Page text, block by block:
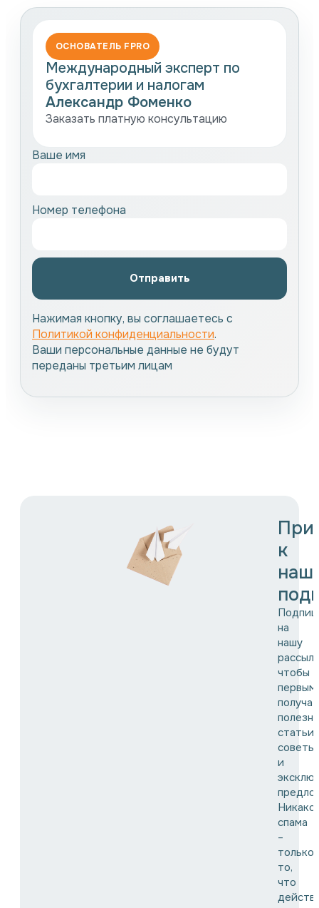
ОСНОВАТЕЛЬ FPRO
Международный эксперт по
бухгалтерии и налогам
Александр Фоменко
Заказать платную консультацию
Ваше имя
Номер телефона
Отправить
Нажимая кнопку, вы соглашаетесь с
Политикой конфиденциальности.
Ваши персональные данные не будут
переданы третьим лицам
к
на
нашу
чтобы
статьи,
советы
и
спама
–
только
то,
что